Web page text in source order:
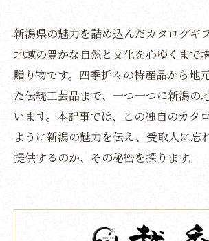
新潟県の魅力を詰め込んだカタログギ
地域の豊かな自然と文化を心ゆくまで
贈り物です。四季折々の特産品から地
た伝統工芸品まで、一つ一つに新潟の
います。本記事では、この独自のカタ
ように新潟の魅力を伝え、受取人に忘
提供するのか、その秘密を探ります。